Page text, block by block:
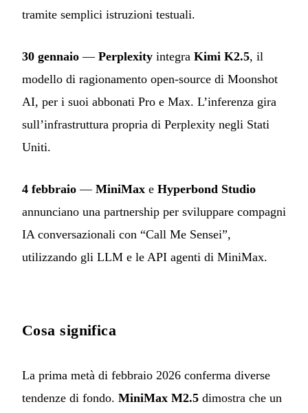
tramite semplici istruzioni testuali.
30 gennaio — Perplexity integra Kimi K2.5, il
modello di ragionamento open-source di Moonshot
AI, per i suoi abbonati Pro e Max. L’inferenza gira
sull’infrastruttura propria di Perplexity negli Stati
Uniti.
4 febbraio — MiniMax e Hyperbond Studio
annunciano una partnership per sviluppare compagni
IA conversazionali con “Call Me Sensei”,
utilizzando gli LLM e le API agenti di MiniMax.
Cosa significa
La prima metà di febbraio 2026 conferma diverse
tendenze di fondo. MiniMax M2.5 dimostra che un